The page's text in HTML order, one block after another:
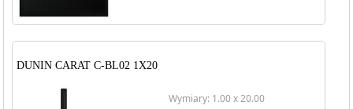
DUNIN CARAT C-BL02 1X20
Wymiary: 1.00 x 20.00